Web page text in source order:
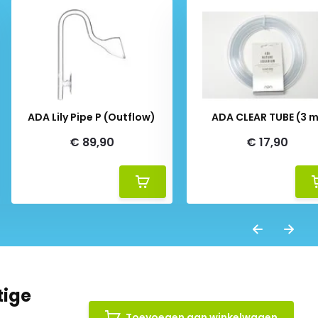
ADA Lily Pipe P (Outflow)
€ 89,90
ADA CLEAR TUBE (3
€ 17,90